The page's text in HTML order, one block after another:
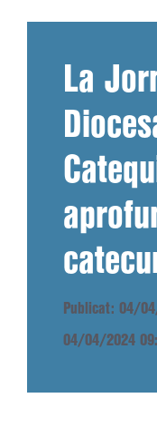
La
Publicat: 04/
04/04/2024